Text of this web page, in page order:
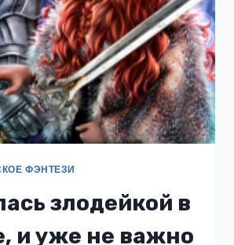
ФЭНТЕЗИ
злодейкой в
и уже не важно